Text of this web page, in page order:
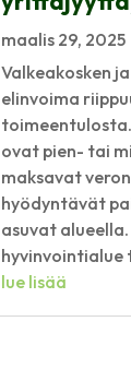
maalis 29, 2025
Valkeakosken
elinvoima
ovat pien- tai
maksavat
hyödyntävät
asuvat
hyvinvointialue
lue lisää